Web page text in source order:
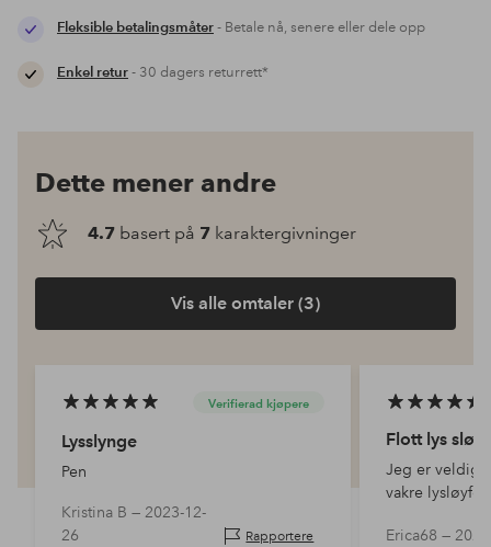
Fleksible betalingsmåter- Betale nå, senere eller dele opp
Enkel retur- 30 dagers returrett*
Dette mener andre
4.7 basert på 7 karaktergivninger
Vis alle omtaler (3)
Verifierad kjøpere
Lysslynge
Pen
Kristina B — 2023-12-
26
Rapportere
Flott lys
Jeg er veldig
vakre
Erica68 —